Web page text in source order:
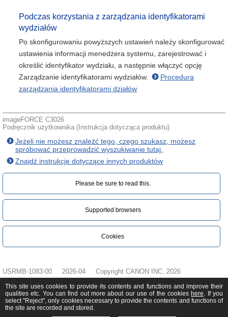
Podczas korzystania z zarządzania identyfikatorami
wydziałów
Po skonfigurowaniu powyższych ustawień należy skonfigurować
ustawienia informacji menedżera systemu, zarejestrować i
określić identyfikator wydziału, a następnie włączyć opcję
Zarządzanie identyfikatorami wydziałów.
Procedura
zarządzania identyfikatorami działów
imageFORCE C3026
Podręcznik użytkownika (Instrukcja dotycząca produktu)
Jeżeli nie możesz znaleźć tego, czego szukasz, możesz
spróbować przeprowadzić wyszukiwanie tutaj.
Znajdź instrukcje dotyczące innych produktów
Please be sure to read this.‎
Supported browsers
Cookies
USRMB-1083-00 2026-04 Copyright CANON INC. 2026
This site uses cookies to provide its contents and functions and improve their
qualities etc. You can find out more about our use of the cookies here. If you
select "Reject", only cookies necessary to provide the contents and functions of
the site are recorded and stored.